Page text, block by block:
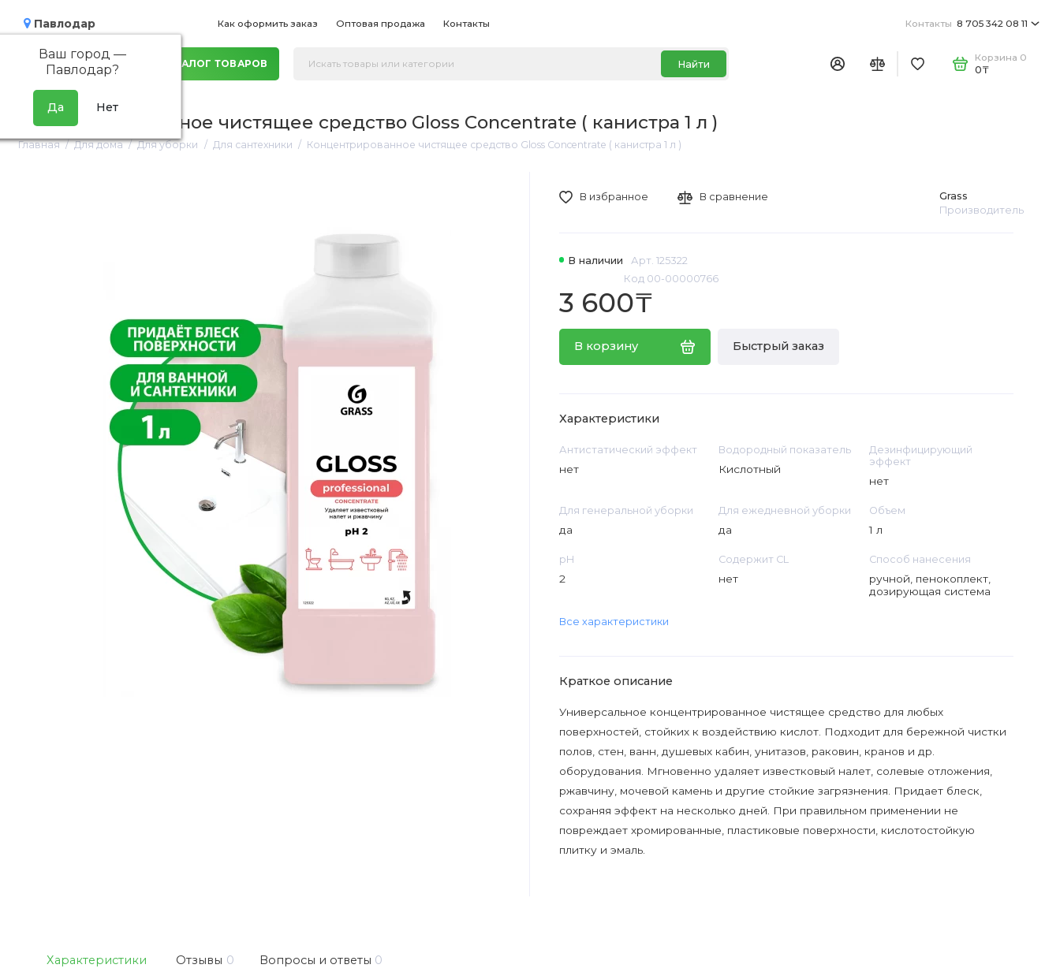
Павлодар
Ваш город —
Павлодар?
Как оформить заказ Оптовая продажа Контакты Контакты 8 705 342 08 11
КАТАЛОГ ТОВАРОВ Найти
Корзина 0
0₸
Концентрированное чистящее средство Gloss Concentrate ( канистра 1 л )
Главная Для дома Для уборки Для сантехники Концентрированное чистящее средство Gloss Concentrate ( канистра 1 л )
В наличии
Арт. 125322
Код 00-00000766
Grass
Производитель
3 600₸
В корзину Быстрый заказ
В избранное В сравнение
Характеристики
Антистатический эффект
нет
Водородный показатель
Кислотный
Дезинфицирующий
эффект
нет
Для генеральной уборки
да
Для ежедневной уборки
да
Объем
1 л
рН
2
Содержит CL
нет
Способ нанесения
ручной, пенокоплект,
дозирующая система
Все характеристики
Краткое описание
Универсальное концентрированное чистящее средство для любых
поверхностей, стойких к воздействию кислот. Подходит для бережной чистки
полов, стен, ванн, душевых кабин, унитазов, раковин, кранов и др.
оборудования. Мгновенно удаляет известковый налет, солевые отложения,
ржавчину, мочевой камень и другие стойкие загрязнения. Придает блеск,
сохраняя эффект на несколько дней. При правильном применении не
повреждает хромированные, пластиковые поверхности, кислотостойкую
плитку и эмаль.
Характеристики Отзывы 0 Вопросы и ответы 0